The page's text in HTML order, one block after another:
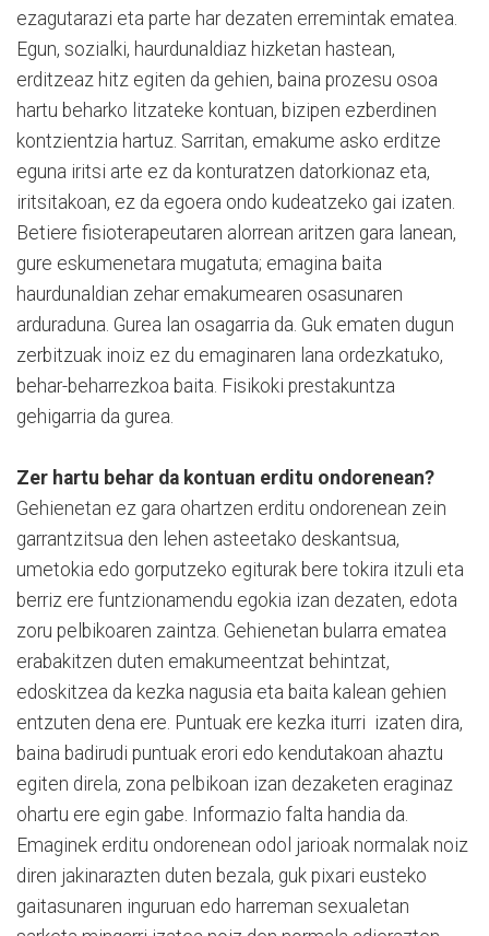
ezagutarazi eta parte har dezaten erremintak ematea.
Egun, sozialki, haurdunaldiaz hizketan hastean,
erditzeaz hitz egiten da gehien, baina prozesu osoa
hartu beharko litzateke kontuan, bizipen ezberdinen
kontzientzia hartuz. Sarritan, emakume asko erditze
eguna iritsi arte ez da konturatzen datorkionaz eta,
iritsitakoan, ez da egoera ondo kudeatzeko gai izaten.
Betiere fisioterapeutaren alorrean aritzen gara lanean,
gure eskumenetara mugatuta; emagina baita
haurdunaldian zehar emakumearen osasunaren
arduraduna. Gurea lan osagarria da. Guk ematen dugun
zerbitzuak inoiz ez du emaginaren lana ordezkatuko,
behar-beharrezkoa baita. Fisikoki prestakuntza
gehigarria da gurea.
Zer hartu behar da kontuan erditu ondorenean?
Gehienetan ez gara ohartzen erditu ondorenean zein
garrantzitsua den lehen asteetako deskantsua,
umetokia edo gorputzeko egiturak bere tokira itzuli eta
berriz ere funtzionamendu egokia izan dezaten, edota
zoru pelbikoaren zaintza. Gehienetan bularra ematea
erabakitzen duten emakumeentzat behintzat,
edoskitzea da kezka nagusia eta baita kalean gehien
entzuten dena ere. Puntuak ere kezka iturri izaten dira,
baina badirudi puntuak erori edo kendutakoan ahaztu
egiten direla, zona pelbikoan izan dezaketen eraginaz
ohartu ere egin gabe. Informazio falta handia da.
Emaginek erditu ondorenean odol jarioak normalak noiz
diren jakinarazten duten bezala, guk pixari eusteko
gaitasunaren inguruan edo harreman sexualetan